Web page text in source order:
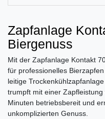
Zapfanlage
Biergenuss
Mit der Zapfanlage Kontakt
für professionelles
leitige
trumpft mit einer
Minuten betriebsbereit und
unkomplizierten Genuss.